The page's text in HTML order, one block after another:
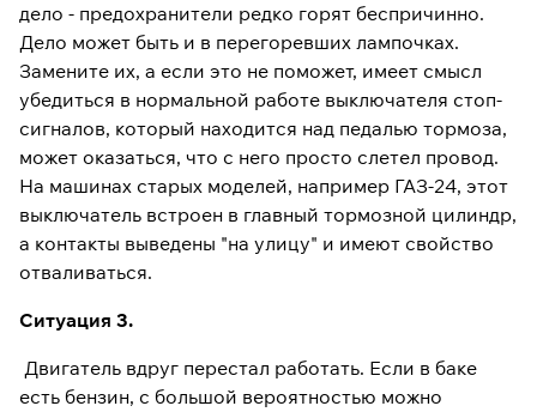
дело - предохранители редко горят беспричинно.
Дело может быть и в перегоревших лампочках.
Замените их, а если это не поможет, имеет смысл
убедиться в нормальной работе выключателя стоп-
сигналов, который находится над педалью тормоза,
может оказаться, что с него просто слетел провод.
На машинах старых моделей, например ГАЗ-24, этот
выключатель встроен в главный тормозной цилиндр,
а контакты выведены "на улицу" и имеют свойство
отваливаться.
Ситуация 3.
Двигатель вдруг перестал работать. Если в баке
есть бензин, с большой вероятностью можно